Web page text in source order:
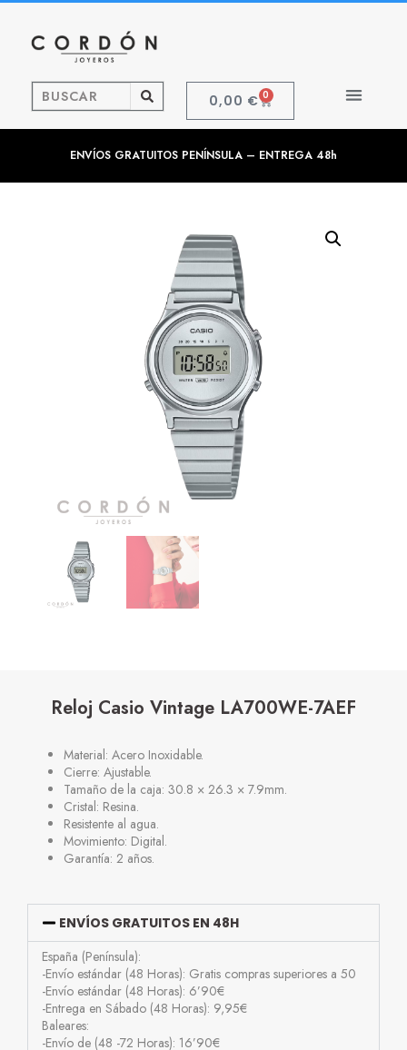
0,00 € 0
ENVÍOS GRATUITOS PENÍNSULA – ENTREGA 48h
Reloj Casio Vintage LA700WE-7AEF
Material: Acero Inoxidable.
Cierre: Ajustable.
Tamaño de la caja: 30.8 × 26.3 × 7.9mm.
Cristal: Resina.
Resistente al agua.
Movimiento: Digital.
Garantía: 2 años.
ENVÍOS GRATUITOS EN 48H
España (Península):
-Envío estándar (48 Horas): Gratis compras superiores a 50
-Envío estándar (48 Horas): 6’90€
-Entrega en Sábado (48 Horas): 9,95€
Baleares:
-Envío de (48 -72 Horas): 16’90€